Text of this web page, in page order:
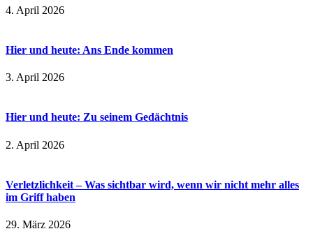
4. April 2026
Hier und heute: Ans Ende kommen
3. April 2026
Hier und heute: Zu seinem Gedächtnis
2. April 2026
Verletzlichkeit – Was sichtbar wird, wenn wir nicht mehr alles
im Griff haben
29. März 2026